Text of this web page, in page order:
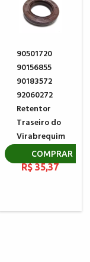
90501720
90156855
90183572
92060272
Retentor
Traseiro do
Virabrequim
R$ 35,37
COMPRAR